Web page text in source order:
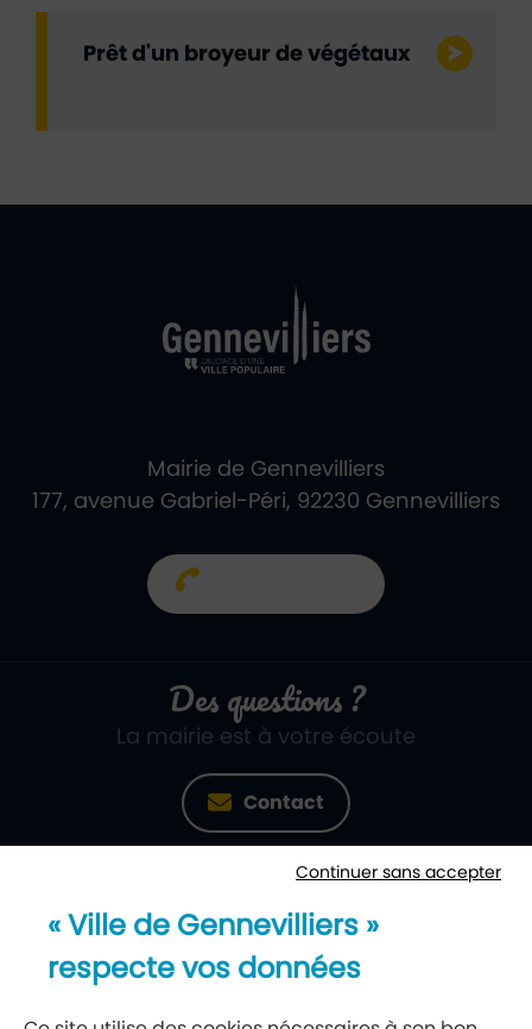
Prêt d'un broyeur de végétaux
Mairie de Gennevilliers
177, avenue Gabriel-Péri, 92230 Gennevilliers
Des questions ?
La mairie est à votre écoute
Contact
Newsletter
Continuer sans accepter
« Ville de Gennevilliers »
respecte vos données